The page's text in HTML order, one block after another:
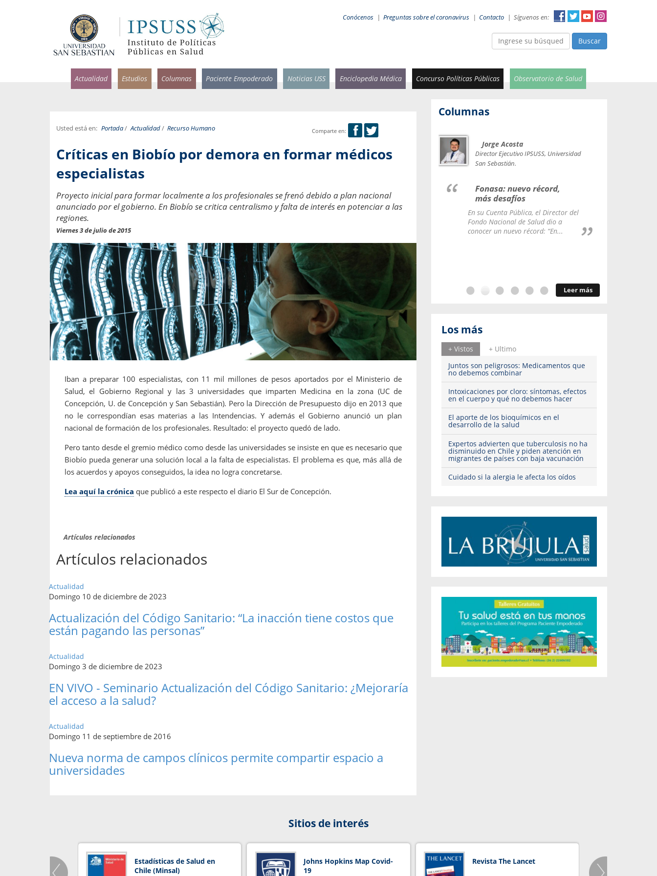
Conócenos | Preguntas sobre el coronavirus | Contacto | Síguenos en:
Buscar
Actualidad Estudios Columnas Paciente Empoderado Noticias USS Enciclopedia Médica Concurso Políticas Públicas Observatorio de Salud
Comparte en:
Usted está en: Portada/ Actualidad/ Recurso Humano
Críticas en Biobío por demora en formar médicos
especialistas
Proyecto inicial para formar localmente a los profesionales se frenó debido a plan nacional
anunciado por el gobierno. En Biobío se critica centralismo y falta de interés en potenciar a las
regiones.
Viernes 3 de julio de 2015
Iban a preparar 100 especialistas, con 11 mil millones de pesos aportados por el Ministerio de
Salud, el Gobierno Regional y las 3 universidades que imparten Medicina en la zona (UC de
Concepción, U. de Concepción y San Sebastián). Pero la Dirección de Presupuesto dijo en 2013 que
no le correspondían esas materias a las Intendencias. Y además el Gobierno anunció un plan
nacional de formación de los profesionales. Resultado: el proyecto quedó de lado.
Pero tanto desde el gremio médico como desde las universidades se insiste en que es necesario que
Biobío pueda generar una solución local a la falta de especialistas. El problema es que, más allá de
los acuerdos y apoyos conseguidos, la idea no logra concretarse.
Lea aquí la crónica que publicó a este respecto el diario El Sur de Concepción.
Artículos relacionados
Artículos relacionados
Actualidad
Domingo 10 de diciembre de 2023
Actualización del Código Sanitario: “La inacción tiene costos que
están pagando las personas”
Actualidad
Domingo 3 de diciembre de 2023
EN VIVO - Seminario Actualización del Código Sanitario: ¿Mejoraría
el acceso a la salud?
Actualidad
Domingo 11 de septiembre de 2016
Nueva norma de campos clínicos permite compartir espacio a
universidades
Columnas
por incapacidad
entregados por la
sobre viajes al extranjero
Infectólogo y profesor asistente de
Medicina, Universidad San Sebastián
Usamos la palabra pandemia cuando
una enfermedad contagiosa se
Decana facultad de Odontología,
salud bucal?
En Chile, nadie muere de caries ni de
Jorge Acosta
Director Ejecutivo IPSUSS, Universidad
San Sebastián.
Fonasa: nuevo récord,
más desafíos
En su Cuenta Pública, el Director del
Fondo Nacional de Salud dio a
conocer un nuevo récord: “En...
Leer más
Los más
+ Vistos
+ Ultimo
Juntos son peligrosos: Medicamentos que
no debemos combinar
Intoxicaciones por cloro: síntomas, efectos
en el cuerpo y qué no debemos hacer
El aporte de los bioquímicos en el
desarrollo de la salud
Expertos advierten que tuberculosis no ha
disminuido en Chile y piden atención en
migrantes de países con baja vacunación
Cuidado si la alergia le afecta los oídos
Sitios de interés
Estadísticas de Salud en
Chile (Minsal)
Johns Hopkins Map Covid-
19
Revista The Lancet